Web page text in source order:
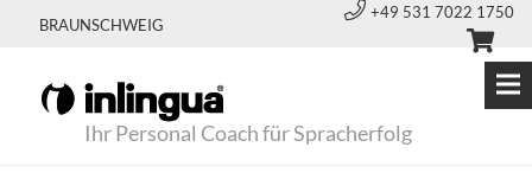
BRAUNSCHWEIG
+49 531 7022 1750
Ihr Personal Coach für Spracherfolg